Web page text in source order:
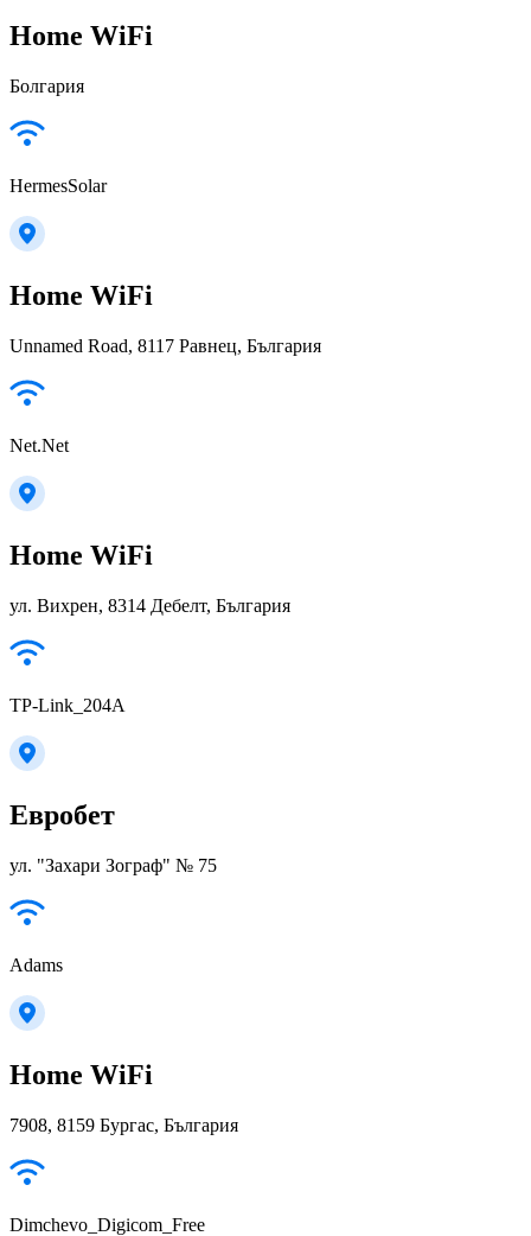
Home WiFi
Болгария
HermesSolar
Home WiFi
Unnamed Road, 8117 Равнец, България
Net.Net
Home WiFi
ул. Вихрен, 8314 Дебелт, България
TP-Link_204A
Евробет
ул. "Захари Зограф" № 75
Adams
Home WiFi
7908, 8159 Бургас, България
Dimchevo_Digicom_Free